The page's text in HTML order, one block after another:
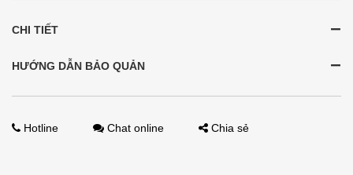
CHI TIẾT
HƯỚNG DẪN BẢO QUẢN
Hotline Chat online Chia sẻ